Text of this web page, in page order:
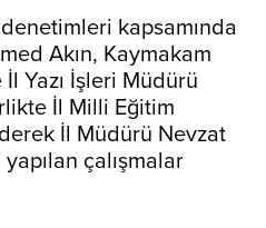
kapsamında
Akın, Kaymakam
Yazı İşleri Müdürü
İl Milli Eğitim
İl Müdürü Nevzat
çalışmalar